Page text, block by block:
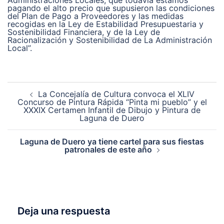
pagando el alto precio que supusieron las condiciones
del Plan de Pago a Proveedores y las medidas
recogidas en la Ley de Estabilidad Presupuestaria y
Sostenibilidad Financiera, y de la Ley de
Racionalización y Sostenibilidad de La Administración
Local”.
Navegación
de
entradas
La Concejalía de Cultura convoca el XLIV
Concurso de Pintura Rápida “Pinta mi pueblo” y el
XXXIX Certamen Infantil de Dibujo y Pintura de
Laguna de Duero
Laguna de Duero ya tiene cartel para sus fiestas
patronales de este año
Deja una respuesta